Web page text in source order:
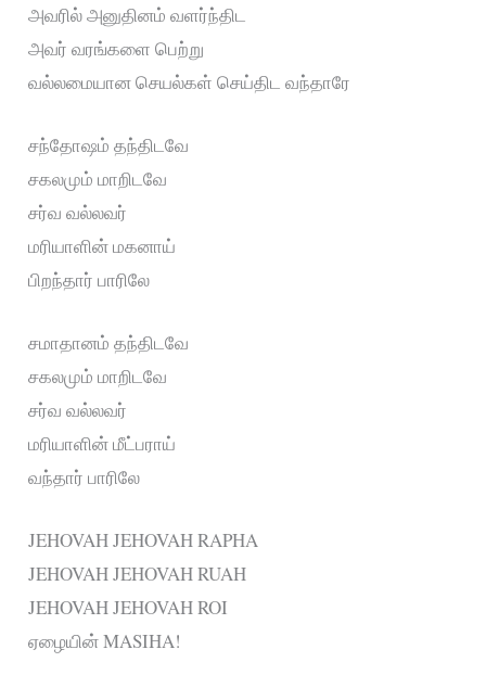
அவரில் அனுதினம் வளர்ந்திட
அவர் வரங்களை பெற்று
வல்லமையான செயல்கள் செய்திட வந்தாரே
சந்தோஷம் தந்திடவே
சகலமும் மாறிடவே
சர்வ வல்லவர்
மரியாளின் மகனாய்
பிறந்தார் பாரிலே
சமாதானம் தந்திடவே
சகலமும் மாறிடவே
சர்வ வல்லவர்
மரியாளின் மீட்பராய்
வந்தார் பாரிலே
JEHOVAH JEHOVAH RAPHA
JEHOVAH JEHOVAH RUAH
JEHOVAH JEHOVAH ROI
ஏழையின் MASIHA!